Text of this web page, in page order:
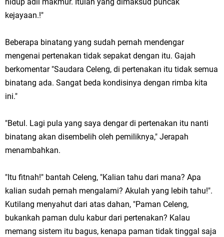
kejayaan.!"
Beberapa binatang yang sudah pernah mendengar
mengenai pertenakan tidak sepakat dengan itu. Gajah
berkomentar "Saudara Celeng, di pertenakan itu tidak semua
binatang ada. Sangat beda kondisinya dengan rimba kita
ini."
"Betul. Lagi pula yang saya dengar di pertenakan itu nanti
binatang akan disembelih oleh pemiliknya," Jerapah
menambahkan.
"Itu fitnah!" bantah Celeng, "Kalian tahu dari mana? Apa
kalian sudah pernah mengalami? Akulah yang lebih tahu!".
Kutilang menyahut dari atas dahan, "Paman Celeng,
bukankah paman dulu kabur dari pertenakan? Kalau
memang sistem itu bagus, kenapa paman tidak tinggal saja